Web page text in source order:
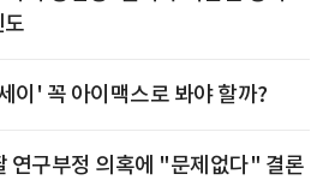
이' 꼭 아이맥스로 봐야 할까?
연구부정 의혹에 "문제없다" 결론